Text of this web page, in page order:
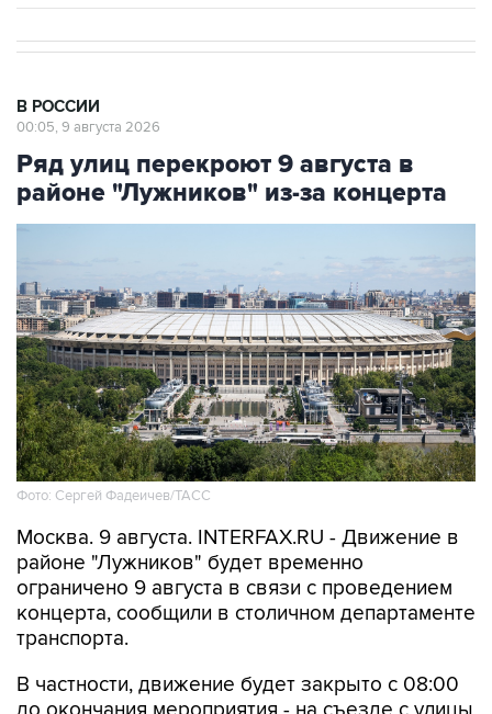
В РОССИИ
00:05, 9 августа 2026
Ряд улиц перекроют 9 августа в
районе "Лужников" из-за концерта
Фото: Сергей Фадеичев/ТАСС
Москва. 9 августа. INTERFAX.RU - Движение в
районе "Лужников" будет временно
ограничено 9 августа в связи с проведением
концерта, сообщили в столичном департаменте
транспорта.
В частности, движение будет закрыто с 08:00